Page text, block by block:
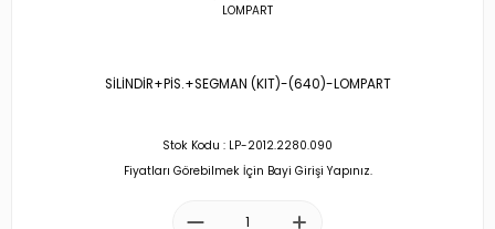
SİLİNDİR+PİS.+SEGMAN (KIT)-(640)-LOMPART
Stok Kodu : LP-2012.2280.090
Fiyatları Görebilmek İçin Bayi Girişi Yapınız.